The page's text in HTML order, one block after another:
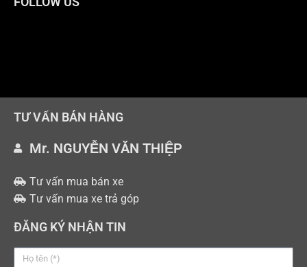
TƯ VẤN BÁN HÀNG
Mr. NGUYỄN VĂN THIỆP
Tư vấn mua bán xe
Tư vấn mua xe trả góp
ĐĂNG KÝ NHẬN TIN